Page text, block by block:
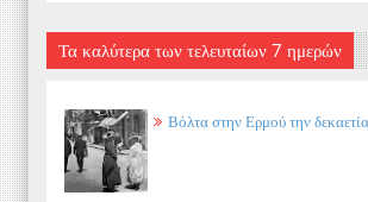
Τα καλύτερα των τελευταίων 7 ημερών
Βόλτα στην Ερμού την